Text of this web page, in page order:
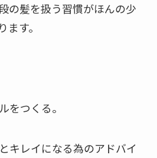
の髪を扱う習慣がほんの少
す。
をつくる。
キレイになる為のアドバイ